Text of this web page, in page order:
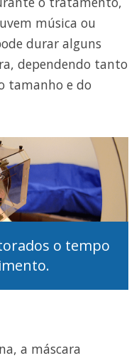
música ou
durar alguns
dependendo tanto
tamanho e do
o tempo
a máscara